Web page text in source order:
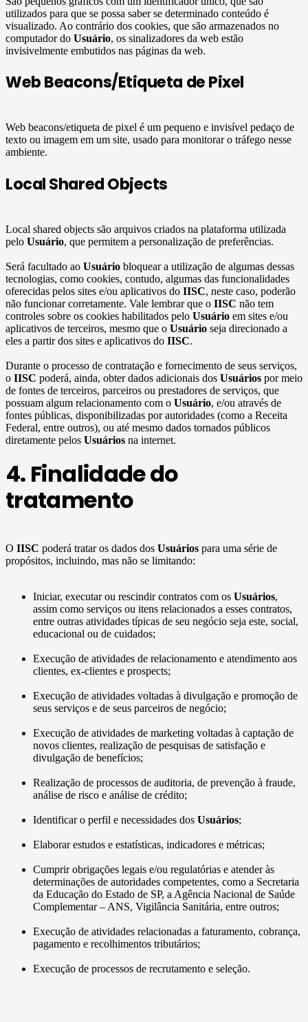
utilizados para que se possa saber se determinado conteúdo é
visualizado. Ao contrário dos cookies, que são armazenados no
computador do Usuário, os sinalizadores da web estão
invisivelmente embutidos nas páginas da web.
Web Beacons/Etiqueta de Pixel
Web beacons/etiqueta de pixel é um pequeno e invisível pedaço de
texto ou imagem em um site, usado para monitorar o tráfego nesse
ambiente.
Local Shared Objects
Local shared objects são arquivos criados na plataforma utilizada
pelo Usuário, que permitem a personalização de preferências.
Será facultado ao Usuário bloquear a utilização de algumas dessas
tecnologias, como cookies, contudo, algumas das funcionalidades
oferecidas pelos sites e/ou aplicativos do IISC, neste caso, poderão
não funcionar corretamente. Vale lembrar que o IISC não tem
controles sobre os cookies habilitados pelo Usuário em sites e/ou
aplicativos de terceiros, mesmo que o Usuário seja direcionado a
eles a partir dos sites e aplicativos do IISC.
Durante o processo de contratação e fornecimento de seus serviços,
o IISC poderá, ainda, obter dados adicionais dos Usuários por meio
de fontes de terceiros, parceiros ou prestadores de serviços, que
possuam algum relacionamento com o Usuário, e/ou através de
fontes públicas, disponibilizadas por autoridades (como a Receita
Federal, entre outros), ou até mesmo dados tornados públicos
diretamente pelos Usuários na internet.
4. Finalidade do
tratamento
O IISC poderá tratar os dados dos Usuários para uma série de
propósitos, incluindo, mas não se limitando:
Iniciar, executar ou rescindir contratos com os Usuários,
assim como serviços ou itens relacionados a esses contratos,
entre outras atividades típicas de seu negócio seja este, social,
educacional ou de cuidados;
Execução de atividades de relacionamento e atendimento aos
clientes, ex-clientes e prospects;
Execução de atividades voltadas à divulgação e promoção de
seus serviços e de seus parceiros de negócio;
Execução de atividades de marketing voltadas à captação de
novos clientes, realização de pesquisas de satisfação e
divulgação de benefícios;
Realização de processos de auditoria, de prevenção à fraude,
análise de risco e análise de crédito;
Identificar o perfil e necessidades dos Usuários;
Elaborar estudos e estatísticas, indicadores e métricas;
Cumprir obrigações legais e/ou regulatórias e atender às
determinações de autoridades competentes, como a Secretaria
da Educação do Estado de SP, a Agência Nacional de Saúde
Complementar – ANS, Vigilância Sanitária, entre outros;
Execução de atividades relacionadas a faturamento, cobrança,
pagamento e recolhimentos tributários;
Execução de processos de recrutamento e seleção.